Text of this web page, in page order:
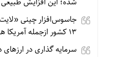
جاسوس‌افزار چینی
۱۳ کشور ازجمله آمریکا هدف گرفت
سرمایه گذاری در ارزهای